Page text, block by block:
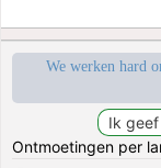
We werken hard
Ontmoetingen per